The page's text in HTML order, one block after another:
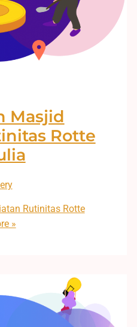
Masjid
Rotte
Rutinitas Rotte
»